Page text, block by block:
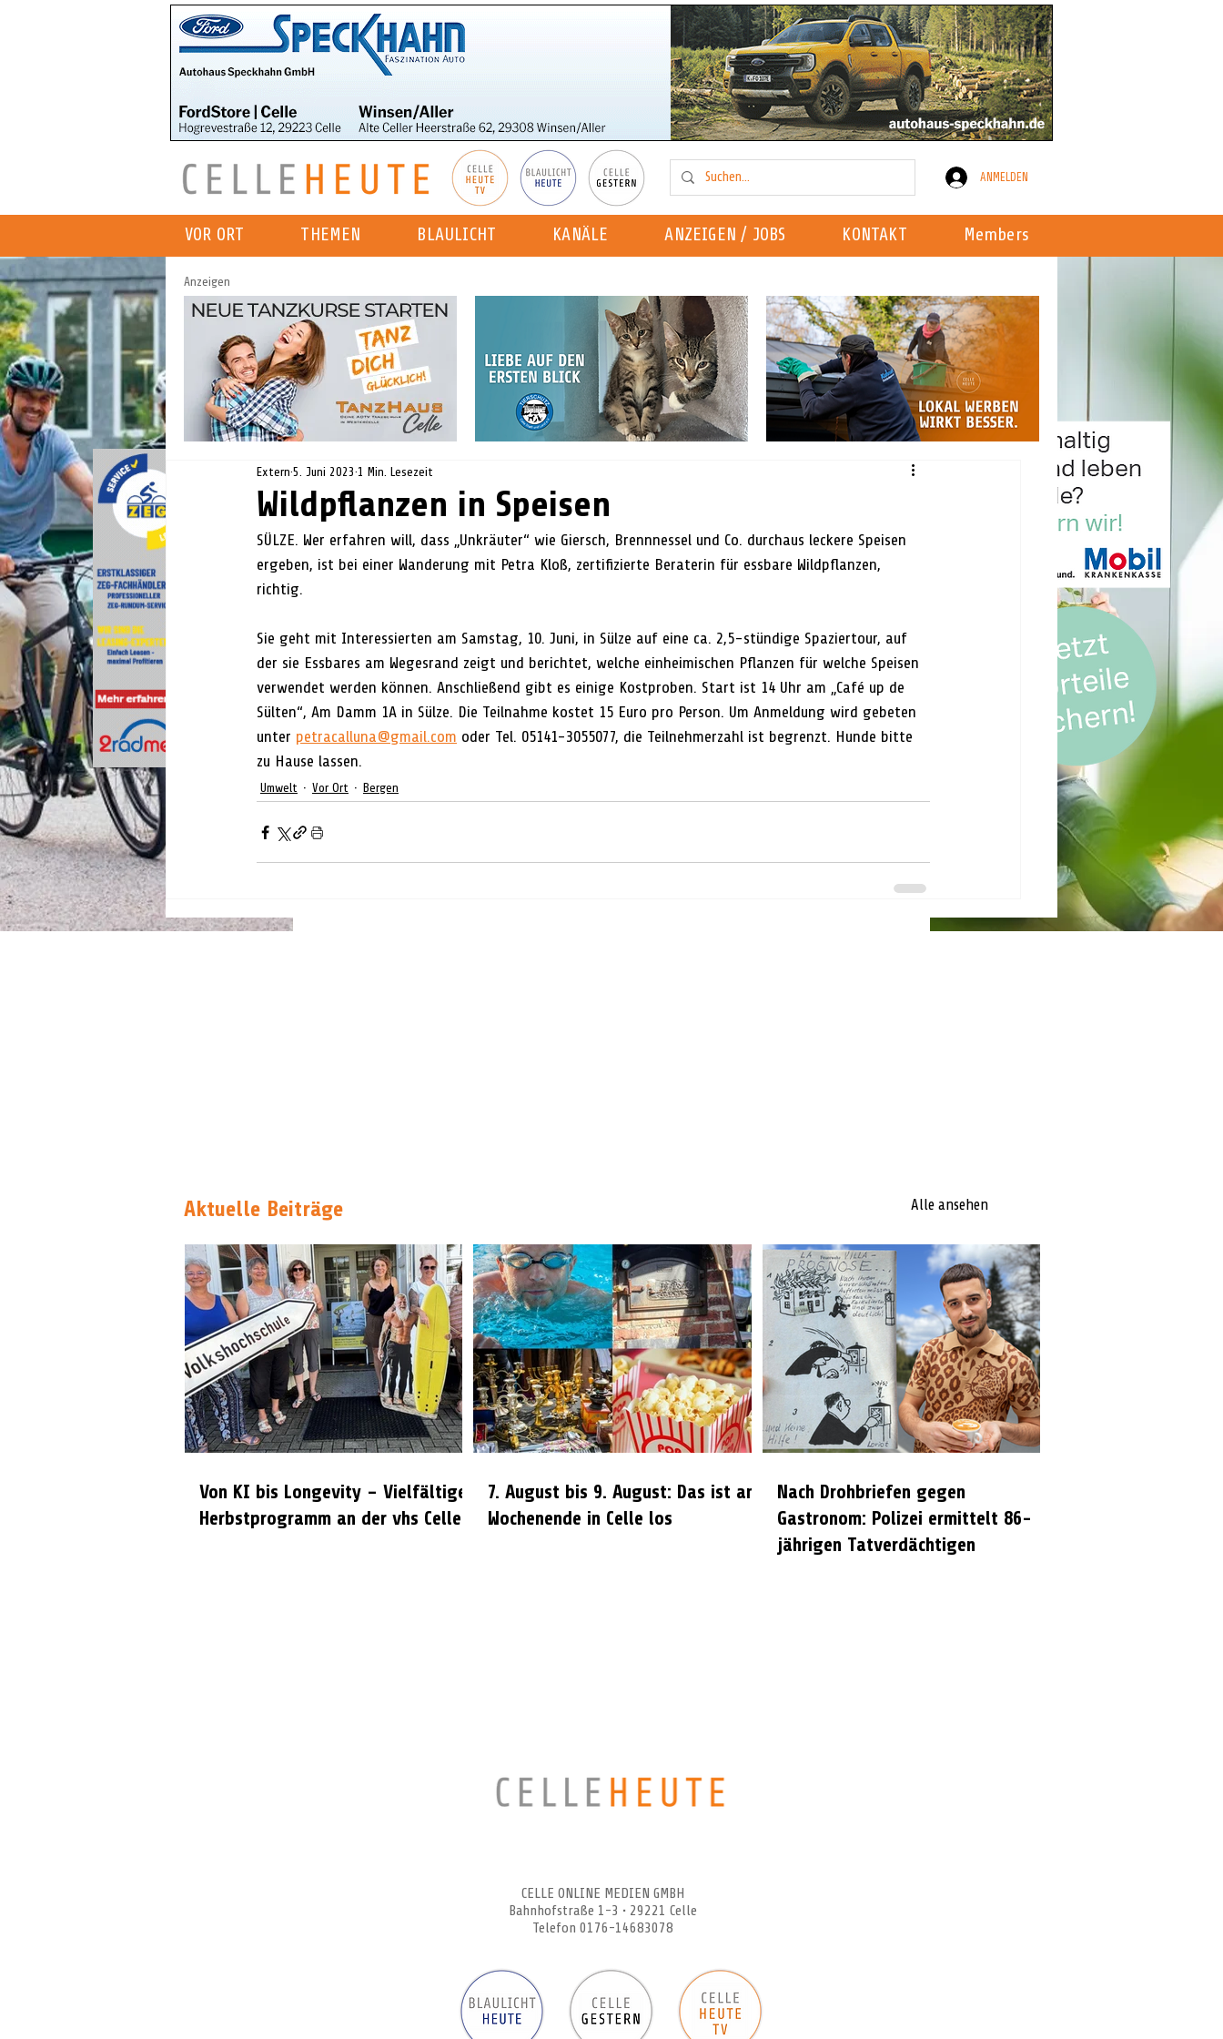
ANMELDEN
VOR ORT THEMEN BLAULICHT KANÄLE ANZEIGEN / JOBS KONTAKT Members
Anzeigen
Wildpflanzen in Speisen
Extern 5. Juni 2023 1 Min. Lesezeit
SÜLZE. Wer erfahren will, dass „Unkräuter“ wie Giersch, Brennnessel und Co. durchaus leckere Speisen
ergeben, ist bei einer Wanderung mit Petra Kloß, zertifizierte Beraterin für essbare Wildpflanzen,
richtig.
Sie geht mit Interessierten am Samstag, 10. Juni, in Sülze auf eine ca. 2,5-stündige Spaziertour, auf
der sie Essbares am Wegesrand zeigt und berichtet, welche einheimischen Pflanzen für welche Speisen
verwendet werden können. Anschließend gibt es einige Kostproben. Start ist 14 Uhr am „Café up de
Sülten“, Am Damm 1A in Sülze. Die Teilnahme kostet 15 Euro pro Person. Um Anmeldung wird gebeten
unter petracalluna@gmail.com oder Tel. 05141-3055077, die Teilnehmerzahl ist begrenzt. Hunde bitte
zu Hause lassen.
Umwelt Vor Ort Bergen
Aktuelle Beiträge Alle ansehen
Von KI bis Longevity – Vielfältiges
Herbstprogramm an der vhs Celle
7. August bis 9. August: Das ist am
Wochenende in Celle los
Nach Drohbriefen gegen
Gastronom: Polizei ermittelt 86-
jährigen Tatverdächtigen
CELLE ONLINE MEDIEN GMBH
Bahnhofstraße 1-3 • 29221 Celle
Telefon 0176-14683078